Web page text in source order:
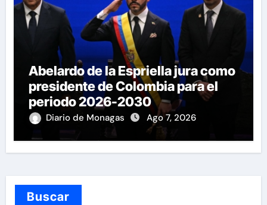
Abelardo de la Espriella jura como
presidente de Colombia para el
periodo 2026-2030
Diario de Monagas Ago 7, 2026
Buscar